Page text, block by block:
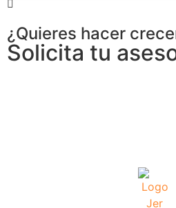
¿Quieres hacer
Solicita tu